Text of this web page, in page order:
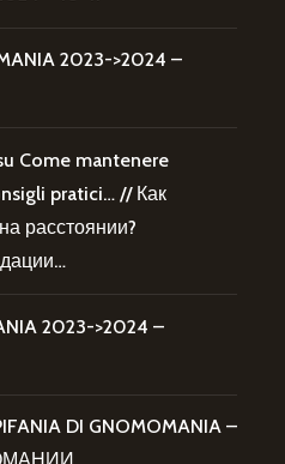
2023->2024 –
Come mantenere
pratici… // Как
расстоянии?
2023->2024 –
DI GNOMOMANIA –